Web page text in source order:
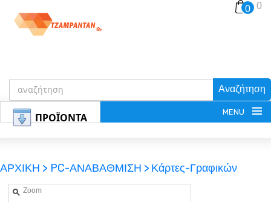
Αναζήτηση
0 0
ΠΡΟΪΟΝΤΑ MENU
ΑΡΧΙΚΗ > PC-ΑΝΑΒΑΘΜΙΣΗ > Κάρτες-Γραφικών
Zoom